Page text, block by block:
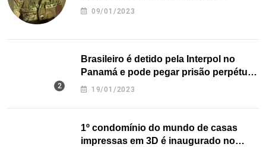
09/01/2023
Brasileiro é detido pela Interpol no
Panamá e pode pegar prisão perpétua
nos EUA
19/01/2023
1º condomínio do mundo de casas
impressas em 3D é inaugurado no